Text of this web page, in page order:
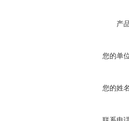
产
您的单
您的姓